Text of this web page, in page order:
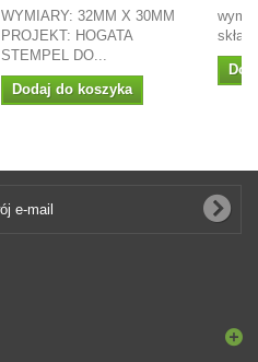
WYMIARY: 32MM X 30MM
PROJEKT: HOGATA
STEMPEL DO...
Dodaj do koszyka